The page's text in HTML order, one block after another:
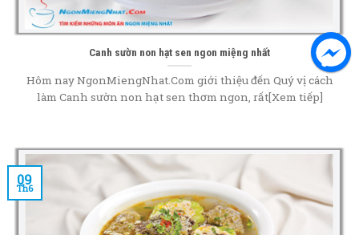
Canh sườn non hạt sen ngon miệng nhất
Hôm nay NgonMiengNhat.Com giới thiệu đến Quý vị cách
làm Canh sườn non hạt sen thơm ngon, rất[Xem tiếp]
09
Th6